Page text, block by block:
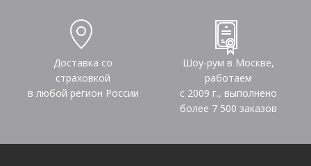
Доставка со
страховкой
в любой регион России
Шоу-рум в Москве,
работаем
с 2009 г., выполнено
более 7 500 заказов